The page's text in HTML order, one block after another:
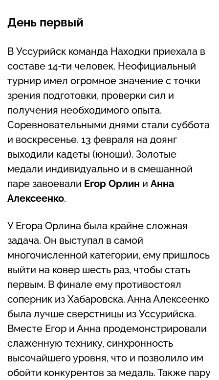
День первый
В Уссурийск команда Находки приехала в
составе 14-ти человек. Неофициальный
турнир имел огромное значение с точки
зрения подготовки, проверки сил и
получения необходимого опыта.
Соревновательными днями стали суббота
и воскресенье. 13 февраля на доянг
выходили кадеты (юноши). Золотые
медали индивидуально и в смешанной
паре завоевали Егор Орлин и Анна
Алексеенко.
У Егора Орлина была крайне сложная
задача. Он выступал в самой
многочисленной категории, ему пришлось
выйти на ковер шесть раз, чтобы стать
первым. В финале ему противостоял
соперник из Хабаровска. Анна Алексеенко
была лучше сверстницы из Уссурийска.
Вместе Егор и Анна продемонстрировали
слаженную технику, синхронность
высочайшего уровня, что и позволило им
обойти конкурентов за медаль. Также пару